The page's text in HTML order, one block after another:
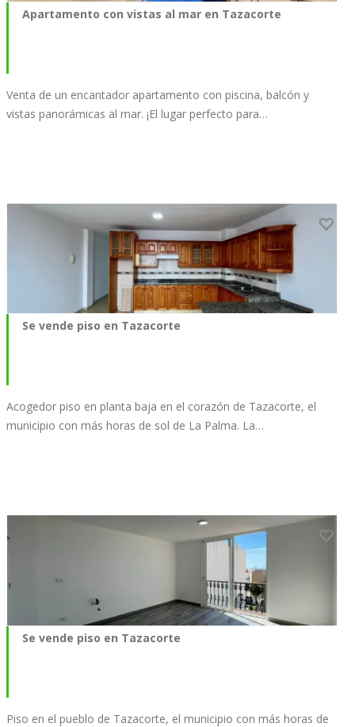
Apartamento con vistas al mar en Tazacorte
Venta de un encantador apartamento con piscina, balcón y
vistas panorámicas al mar. ¡El lugar perfecto para…
Se vende piso en Tazacorte
Acogedor piso en planta baja en el corazón de Tazacorte, el
municipio con más horas de sol de La Palma. La…
Se vende piso en Tazacorte
Piso en el pueblo de Tazacorte, el municipio con más horas de